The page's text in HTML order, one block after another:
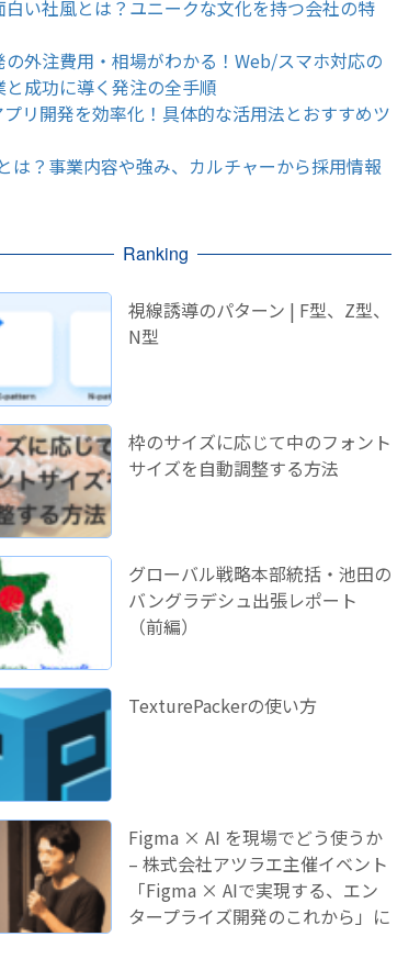
い社風とは？ユニークな文化を持つ会社の特
の外注費用・相場がわかる！Web/スマホ対応の
と成功に導く発注の全手順
リ開発を効率化！具体的な活用法とおすすめツ
は？事業内容や強み、カルチャーから採用情報
Ranking
視線誘導のパターン | F型、Z型、
N型
枠のサイズに応じて中のフォント
サイズを自動調整する方法
グローバル戦略本部統括・池田の
バングラデシュ出張レポート
（前編）
TexturePackerの使い方
Figma × AI を現場でどう使うか
– 株式会社アツラエ主催イベント
「Figma × AIで実現する、エン
タープライズ開発のこれから」に